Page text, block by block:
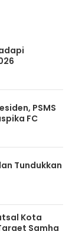
PSMS
FC
Tundukkan
Kota
Samha